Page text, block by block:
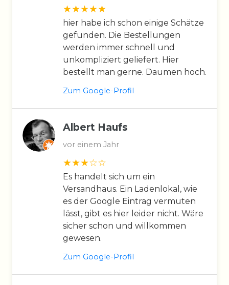
hier habe ich schon einige Schätze
gefunden. Die Bestellungen
werden immer schnell und
unkompliziert geliefert. Hier
bestellt man gerne. Daumen hoch.
Zum Google-Profil
Albert Haufs
vor einem Jahr
Es handelt sich um ein
Versandhaus. Ein Ladenlokal, wie
es der Google Eintrag vermuten
lässt, gibt es hier leider nicht. Wäre
sicher schon und willkommen
gewesen.
Zum Google-Profil